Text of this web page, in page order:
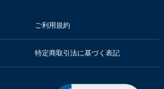
ご利用規約
特定商取引法に基づく表記